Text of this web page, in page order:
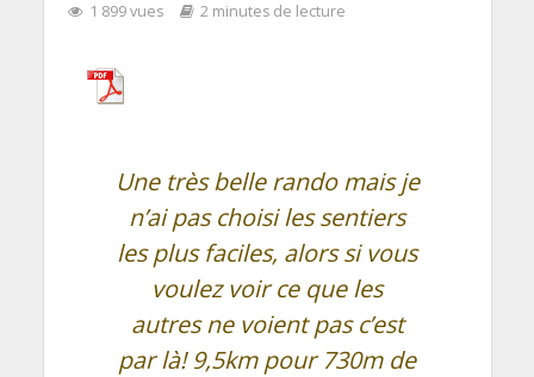
1 899 vues
2 minutes de lecture
Une très belle rando mais je
n’ai pas choisi les sentiers
les plus faciles, alors si vous
voulez voir ce que les
autres ne voient pas c’est
par là! 9,5km pour 730m de